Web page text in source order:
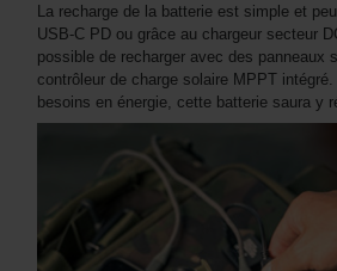
La recharge de la batterie est simple et
USB-C PD ou grâce au chargeur secteur
possible de recharger avec des panneaux
contrôleur de charge solaire MPPT
besoins en énergie, cette batterie saura y